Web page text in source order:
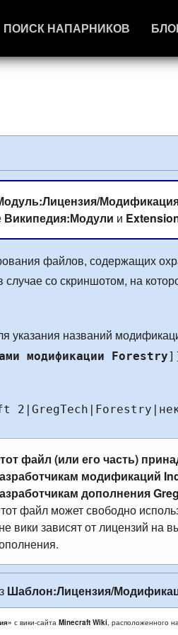
ПОИСК НАПАРНИКОВ
Википедия:Модули и
файлов, содержащих
со скриншотом, на
указания названий
модификации Forestry]]
файл (или его часть)
модификаций
дополнения
файл может свободно
вики зависят от лицензий
Шаблон:Лицензия/
с вики-сайта Minecraft Wiki, расположенного